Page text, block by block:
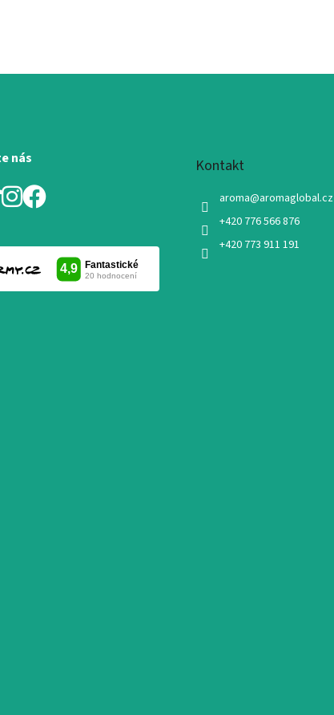
nás Kontakt
aroma@aromaglobal.cz
+420 776 566 876
+420 773 911 191